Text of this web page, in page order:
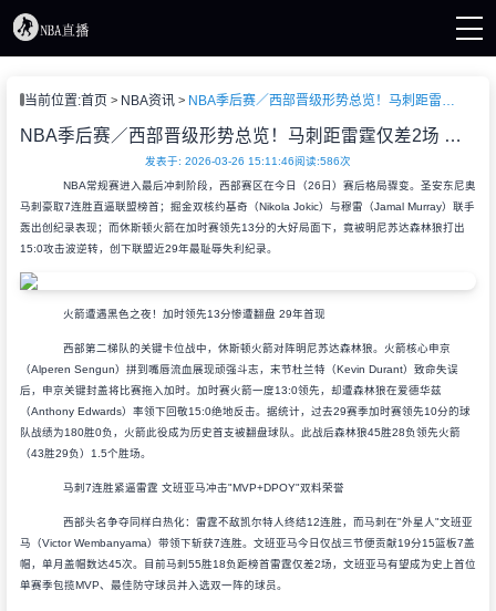
播
播
当前位置:首页 NBA资讯 NBA季后赛／西部晋级形势总览！马刺距雷霆仅差2场 火箭卡位战遭史诗级逆转
NBA季后赛／西部晋级形势总览！马刺距雷霆仅差2场 火箭卡位战遭史诗级逆转
发表于: 2026-03-26 15:11:46阅读:586次
NBA常规赛进入最后冲刺阶段，西部赛区在今日（26日）赛后格局骤变。圣安东尼奥
马刺豪取7连胜直逼联盟榜首；掘金双核约基奇（Nikola Jokic）与穆雷（Jamal Murray）联手
轰出创纪录表现；而休斯顿火箭在加时赛领先13分的大好局面下，竟被明尼苏达森林狼打出
15:0攻击波逆转，创下联盟近29年最耻辱失利纪录。
火箭遭遇黑色之夜！加时领先13分惨遭翻盘 29年首现
西部第二梯队的关键卡位战中，休斯顿火箭对阵明尼苏达森林狼。火箭核心申京
（Alperen Sengun）拼到嘴唇流血展现顽强斗志，末节杜兰特（Kevin Durant）致命失误
后，申京关键封盖将比赛拖入加时。加时赛火箭一度13:0领先，却遭森林狼在爱德华兹
（Anthony Edwards）率领下回敬15:0绝地反击。据统计，过去29赛季加时赛领先10分的球
队战绩为180胜0负，火箭此役成为历史首支被翻盘球队。此战后森林狼45胜28负领先火箭
（43胜29负）1.5个胜场。
马刺7连胜紧逼雷霆 文班亚马冲击"MVP+DPOY"双料荣誉
西部头名争夺同样白热化：雷霆不敌凯尔特人终结12连胜，而马刺在"外星人"文班亚
马（Victor Wembanyama）带领下斩获7连胜。文班亚马今日仅战三节便贡献19分15篮板7盖
帽，单月盖帽数达45次。目前马刺55胜18负距榜首雷霆仅差2场，文班亚马有望成为史上首位
单赛季包揽MVP、最佳防守球员并入选双一阵的球员。